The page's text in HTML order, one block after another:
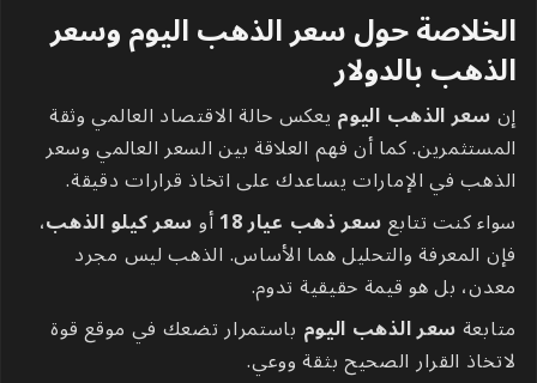
الخلاصة حول سعر الذهب اليوم وسعر
الذهب بالدولار
إنسعر الذهب اليوم يعكس حالة الاقتصاد العالمي وثقة
المستثمرين. كما أن فهم العلاقة بين السعر العالمي وسعر
الذهب في الإمارات يساعدك على اتخاذ قرارات دقيقة.
سواء كنت تتابعسعر ذهب عيار 18 أوسعر كيلو الذهب،
فإن المعرفة والتحليل هما الأساس. الذهب ليس مجرد
معدن، بل هو قيمة حقيقية تدوم.
متابعةسعر الذهب اليوم باستمرار تضعك في موقع قوة
لاتخاذ القرار الصحيح بثقة ووعي.